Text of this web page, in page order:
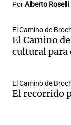
PorAlberto Roselli
El Camino de
El Camino
cultural para
El Camino de
El recorrido